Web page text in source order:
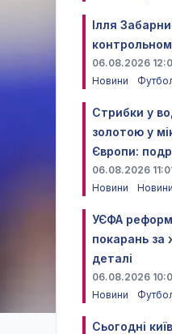
Ілля
06.08.2026
Новини
Стрибки у
золотою у
Європи:
06.08.2026
Новини
УЄФА
покарань за
деталі
06.08.2026
Новини
Сьогодні